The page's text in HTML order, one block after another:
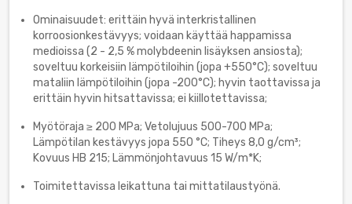
Ominaisuudet: erittäin hyvä interkristallinen
korroosionkestävyys; voidaan käyttää happamissa
medioissa (2 - 2,5 % molybdeenin lisäyksen ansiosta);
soveltuu korkeisiin lämpötiloihin (jopa +550°C); soveltuu
mataliin lämpötiloihin (jopa -200°C); hyvin taottavissa ja
erittäin hyvin hitsattavissa; ei kiillotettavissa;
Myötöraja ≥ 200 MPa; Vetolujuus 500-700 MPa;
Lämpötilan kestävyys jopa 550 °C; Tiheys 8,0 g/cm³;
Kovuus HB 215; Lämmönjohtavuus 15 W/m*K;
Toimitettavissa leikattuna tai mittatilaustyönä.